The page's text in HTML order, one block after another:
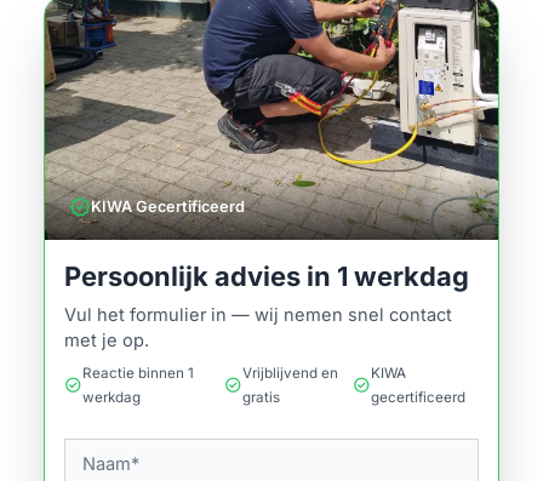
verifiedKIWA Gecertificeerd
Persoonlijk advies in 1 werkdag
Vul het formulier in — wij nemen snel contact
met je op.
check_circle
Reactie binnen 1
werkdag
check_circle
Vrijblijvend en
gratis
check_circle
KIWA
gecertificeerd